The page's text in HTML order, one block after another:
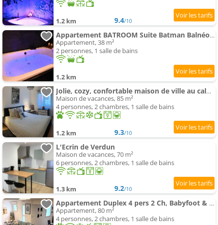
1.2 km 9.4/10
Appartement BATROOM Suite Batman Balnéo & Salle Cinéma
Appartement, 38 m²
2 personnes, 1 salle de bains
1.2 km
Jolie, cozy, confortable maison de ville au calme à 5min du centre de Verdun, parking devant la mais
Maison de vacances, 85 m²
4 personnes, 2 chambres, 1 salle de bains
1.2 km 9.3/10
L'Ecrin de Verdun
Maison de vacances, 70 m²
6 personnes, 2 chambres, 1 salle de bains
1.3 km 9.2/10
Appartement Duplex 4 pers 2 Ch, Babyfoot & Netflix tout équipé
Appartement, 80 m²
4 personnes, 2 chambres, 1 salle de bains